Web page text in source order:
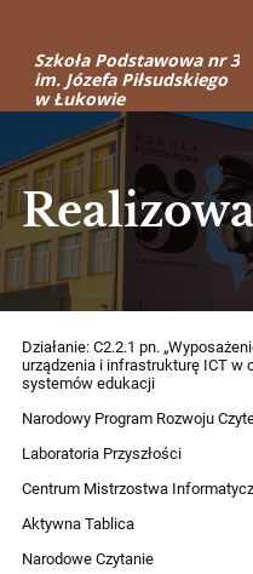
Szkoła Podstawowa nr 3
im. Józefa Piłsudskiego
w Łukowie
Realizowane
Projekty
Działanie: C2.2.1 pn.
urządzenia i infrastrukturę ICT w
systemów edukacji
Narodowy Program Rozwoju
Laboratoria Przyszłości
Centrum Mistrzostwa
Aktywna Tablica
Narodowe Czytanie